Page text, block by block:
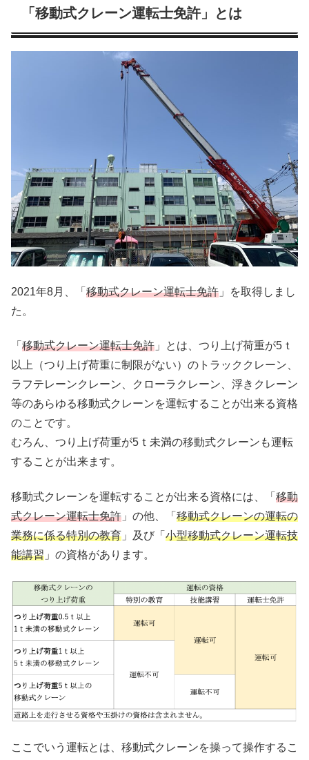
「移動式クレーン運転士免許」とは
2021年8月、「 移動式クレーン運転士免許 」を取得しまし
た。
「 移動式クレーン運転士免許 」とは、つり上げ荷重が5ｔ
以上（つり上げ荷重に制限がない）のトラッククレーン、
ラフテレーンクレーン、クローラクレーン、浮きクレーン
等のあらゆる移動式クレーンを運転することが出来る資格
のことです。
むろん、つり上げ荷重が5ｔ未満の移動式クレーンも運転
することが出来ます。
移動式クレーンを運転することが出来る資格には、「 移動
式クレーン運転士免許 」の他、「 移動式クレーンの運転の
業務に係る特別の教育 」及び「 小型移動式クレーン運転技
能講習 」の資格があります。
ここでいう運転とは、移動式クレーンを操って操作するこ